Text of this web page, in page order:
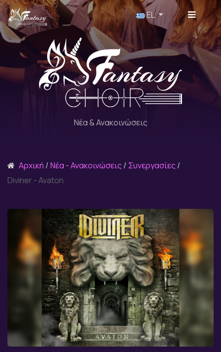
Επιλέξτε τη γλώσσα σας
EL
Νέα & Ανακοινώσεις
Αρχική Νέα - Ανακοινώσεις
Συνεργασίες
Diviner - Avaton